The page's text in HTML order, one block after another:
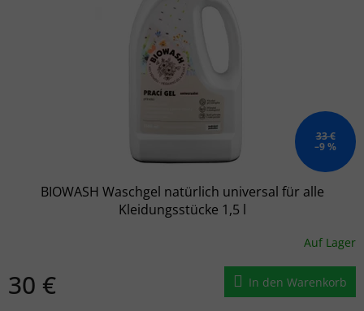
33 €
–9 %
BIOWASH Waschgel natürlich universal für alle
Kleidungsstücke 1,5 l
Auf Lager
30 € In den Warenkorb